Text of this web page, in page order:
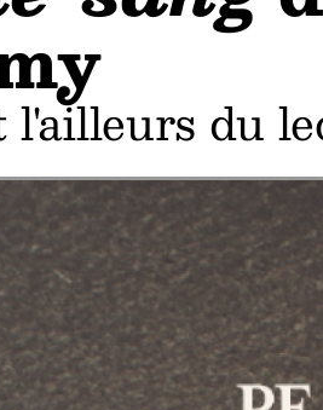
l'ailleurs du